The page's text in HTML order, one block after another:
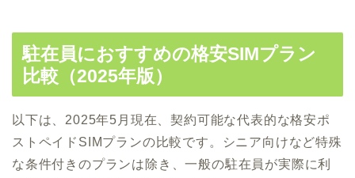
駐在員におすすめの格安SIMプラン
比較（2025年版）
以下は、2025年5月現在、契約可能な代表的な格安ポ
ストペイドSIMプランの比較です。シニア向けなど特殊
な条件付きのプランは除き、一般の駐在員が実際に利